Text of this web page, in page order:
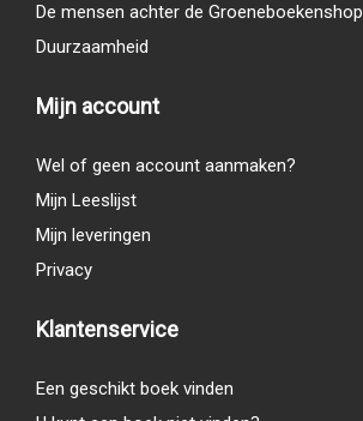
De mensen achter de Groeneboekenshop
Duurzaamheid
Mijn account
Wel of geen account aanmaken?
Mijn Leeslijst
Mijn leveringen
Privacy
Klantenservice
Een geschikt boek vinden